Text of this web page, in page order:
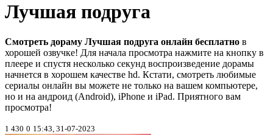
Лучшая подруга
Смотреть дораму Лучшая подруга онлайн бесплатно в
хорошей озвучке! Для начала просмотра нажмите на кнопку в
плеере и спустя несколько секунд воспроизведение дорамы
начнется в хорошем качестве hd. Кстати, смотреть любимые
сериалы онлайн вы можете не только на вашем компьютере,
но и на андроид (Android), iPhone и iPad. Приятного вам
просмотра!
1 430 0 15:43, 31-07-2023